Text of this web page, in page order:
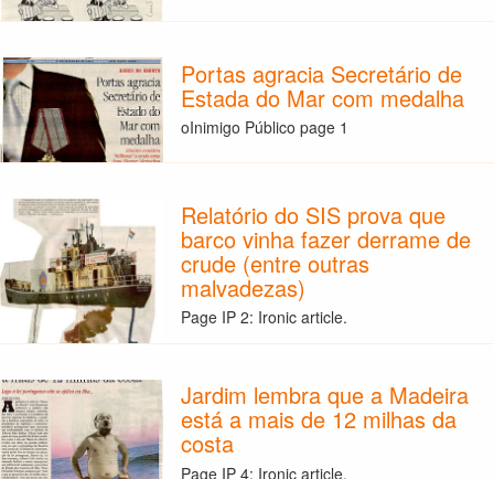
Portas agracia Secretário de
Estada do Mar com medalha
oInimigo Público page 1
Relatório do SIS prova que
barco vinha fazer derrame de
crude (entre outras
malvadezas)
Page IP 2: Ironic article.
Jardim lembra que a Madeira
está a mais de 12 milhas da
costa
Page IP 4: Ironic article.